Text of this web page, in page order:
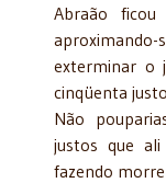
Abraão
exterminar o
cinqüenta
Não
justos que
fazendo